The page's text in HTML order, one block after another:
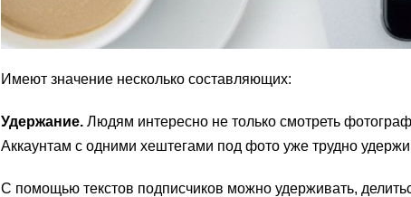
Имеют значение несколько составляющих:
Удержание. Людям интересно не только смотреть
Аккаунтам с одними хештегами под фото уже трудно
С помощью текстов подписчиков можно удерживать,